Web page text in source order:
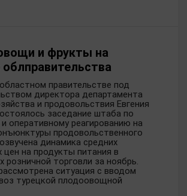
и фрукты на
правительстве под
директора департамента
и продовольствия Евгения
заседание штаба по
оперативному реагированию на
продовольственного
динамика средних
цен на продукты питания в
розничной торговли за ноябрь.
ситуация с вводом
турецкой плодоовощной